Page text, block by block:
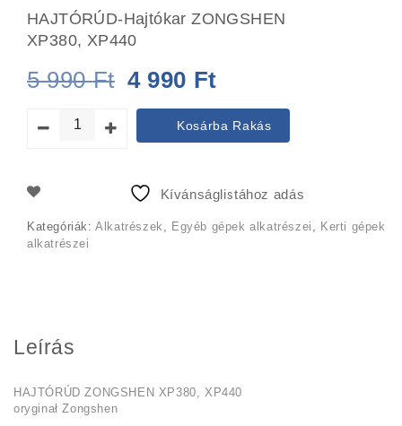
HAJTÓRÚD-Hajtókar ZONGSHEN
XP380, XP440
5 990Ft Original
price
was:
5
4 990 Ft
price
is:
Kosárba Rakás
Kívánságlistához adás
Kategóriák:Alkatrészek Egyéb gépek alkatrészei
Kerti gépek
alkatrészei
Leírás
HAJTÓRÚD ZONGSHEN XP380, XP440
oryginał Zongshen